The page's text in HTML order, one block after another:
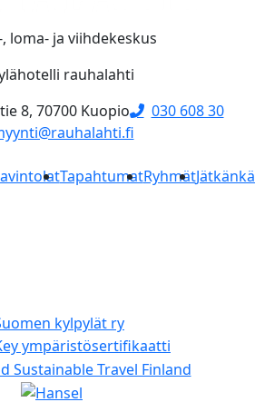
loma- ja viihdekeskus
rauhalahti
8, 70700 Kuopio
030 608 30
TapahtumatRyhmät